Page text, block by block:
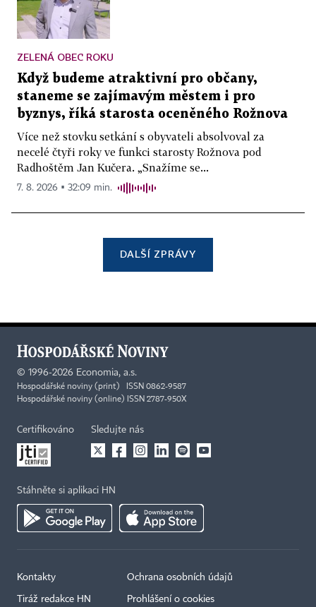
ZELENÁ OBEC ROKU
Když budeme atraktivní pro občany,
staneme se zajímavým městem i pro
byznys, říká starosta oceněného Rožnova
Více než stovku setkání s obyvateli absolvoval za
necelé čtyři roky ve funkci starosty Rožnova pod
Radhoštěm Jan Kučera. „Snažíme se...
7. 8. 2026 ▪ 32:09 min.
DALŠÍ ZPRÁVY
© 1996-2026 Economia, a.s.
Hospodářské noviny (print) ISSN 0862-9587
Hospodářské noviny (online) ISSN 2787-950X
Certifikováno Sledujte nás
Stáhněte si aplikaci HN
Kontakty
Tiráž redakce HN
Ochrana osobních údajů
Prohlášení o cookies